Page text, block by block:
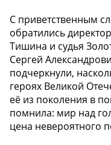
С приветственным
обратились
Тишина и судья
Сергей
подчеркнули,
героях Великой
её из поколения в
помнила: мир над
цена невероятного